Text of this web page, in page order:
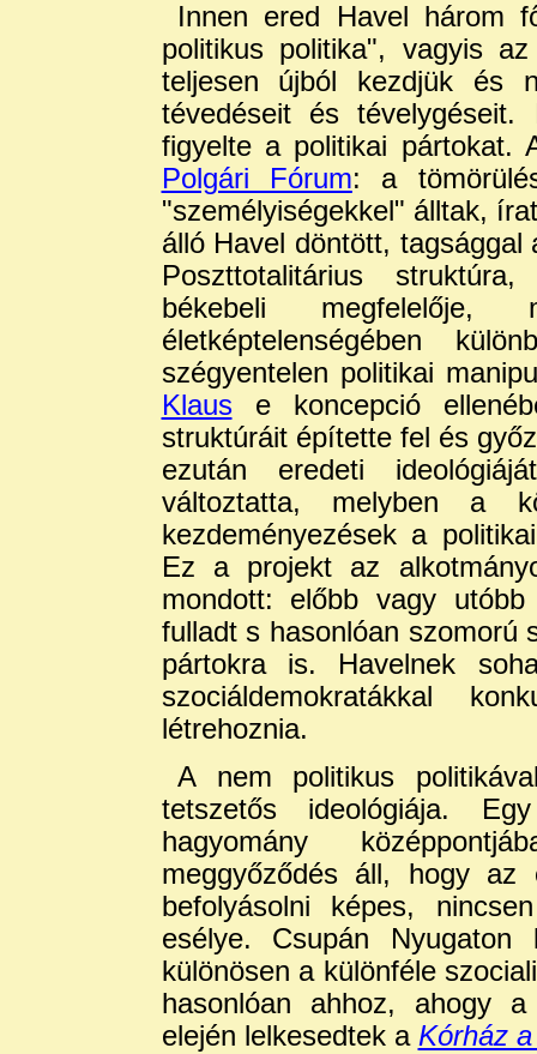
Innen ered Havel három
politikus politika", vagyis
teljesen újból kezdjük és
tévedéseit és tévelygéseit.
figyelte a politikai pártokat.
Polgári Fórum: a
"személyiségekkel" álltak,
álló Havel döntött,
Poszttotalitárius
békebeli
életképtelenségében
szégyentelen politikai
Klause koncepció
struktúráit építette fel és
ezután eredeti
változtatta, melyben a
kezdeményezések a
Ez a projekt az
mondott: előbb vagy utóbb
fulladt s hasonlóan szomorú
pártokra is. Havelnek
szociáldemokratákkal
létrehoznia.
A nem politikus
tetszetős ideológiája.
hagyomány
meggyőződés áll, hogy az
befolyásolni képes,
esélye. Csupán
különösen a különféle
hasonlóan ahhoz, ahogy
elején lelkesedtek a Kórház